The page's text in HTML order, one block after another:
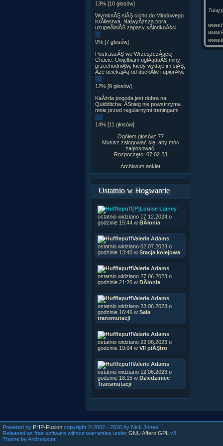
13% [10 głosów]
WymknĂŞ siĂŞ cicho do Miodowego
KrĂłlestwa. NajwyÂższa pora
uzupeÂłniĂŚ zapasy sÂłodkoÂści.
9% [7 głosów]
PostraszĂŞ we WrzeszczÂącej
Chacie. Uwielbiam oglÂądaĂŚ miny
przechodniĂłw, kiedy wydaje im siĂŞ,
Âże uciekajÂą od duchĂłw i upiorĂłw.
12% [9 głosów]
KaÂżda pogoda jest dobra na
Quidditcha. ÂŚnieg nie powstrzyma
mnie przed regularnymi treningami.
14% [11 głosów]
Ogółem głosów: 77
Musisz zalogować się, aby móc
zagłosować.
Rozpoczęto: 07.02.23
Archiwum ankiet
Ostatnio w Hogwarcie
[P]Louise Lainey
ostatnio widziano 17.12.2024 o
godzinie 15:44 w BÂłonia
Valerie Adams
ostatnio widziano 02.07.2023 o
godzinie 13:40 w Stacja kolejowa
Valerie Adams
ostatnio widziano 27.06.2023 o
godzinie 21:20 w BÂłonia
Valerie Adams
ostatnio widziano 23.06.2023 o
godzinie 16:46 w Sala
transmutacji
Valerie Adams
ostatnio widziano 22.06.2023 o
godzinie 19:04 w VII piĂŞtro
Valerie Adams
ostatnio widziano 12.06.2023 o
godzinie 18:15 w Dziedziniec
Transmutacji
Tutaj
Powered by PHP-Fusion copyright © 2002 - 2026 by Nick Jones.
Released as free software without warranties under GNU Affero GPL
v3.
Theme by Andrzejster